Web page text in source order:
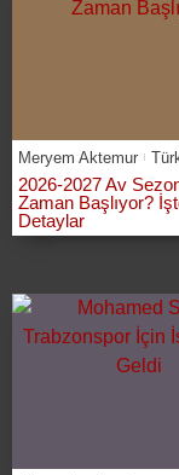
Meryem Aktemur
2026-2027 Av
Zaman Başlıyor?
Detaylar